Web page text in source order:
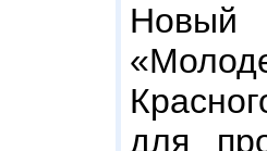
для